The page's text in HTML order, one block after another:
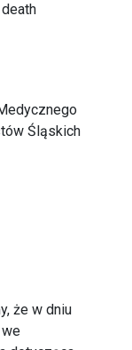
Śląskich
że w dniu